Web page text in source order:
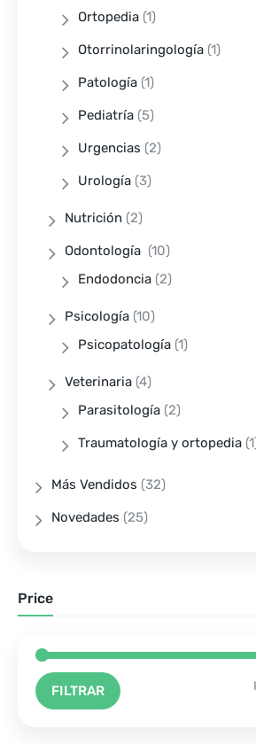
Ortopedia (1)
Otorrinolaringología (1)
Patología (1)
Pediatría (5)
Urgencias (2)
Urología (3)
Nutrición (2)
Odontología (10)
Endodoncia (2)
Psicología (10)
Psicopatología (1)
Veterinaria (4)
Parasitología (2)
Traumatología y ortopedia
Más Vendidos (32)
Novedades (25)
Price
FILTRAR